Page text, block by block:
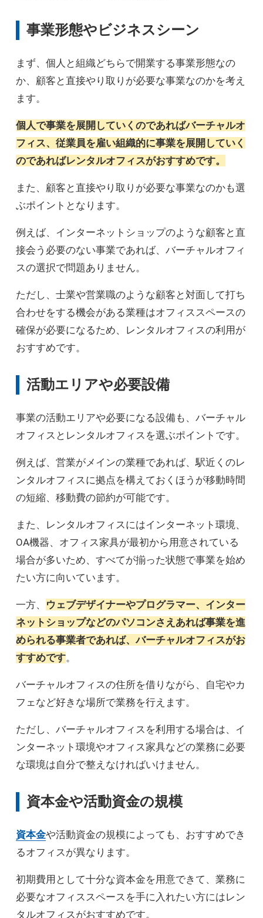
事業形態やビジネスシーン
まず、個人と組織どちらで開業する事業形態なの
か、顧客と直接やり取りが必要な事業なのかを考え
ます。
個人で事業を展開していくのであればバーチャルオ
フィス、従業員を雇い組織的に事業を展開していく
のであればレンタルオフィスがおすすめです。
また、顧客と直接やり取りが必要な事業なのかも選
ぶポイントとなります。
例えば、インターネットショップのような顧客と直
接会う必要のない事業であれば、バーチャルオフィ
スの選択で問題ありません。
ただし、士業や営業職のような顧客と対面して打ち
合わせをする機会がある業種はオフィススペースの
確保が必要になるため、レンタルオフィスの利用が
おすすめです。
活動エリアや必要設備
事業の活動エリアや必要になる設備も、バーチャル
オフィスとレンタルオフィスを選ぶポイントです。
例えば、営業がメインの業種であれば、駅近くのレ
ンタルオフィスに拠点を構えておくほうが移動時間
の短縮、移動費の節約が可能です。
また、レンタルオフィスにはインターネット環境、
OA機器、オフィス家具が最初から用意されている
場合が多いため、すべてが揃った状態で事業を始め
たい方に向いています。
一方、
ウェブデザイナーやプログラマー、インター
ネットショップなどのパソコンさえあれば事業を進
められる事業者であれば、バーチャルオフィスがお
すすめです。
バーチャルオフィスの住所を借りながら、自宅やカ
フェなど好きな場所で業務を行えます。
ただし、バーチャルオフィスを利用する場合は、イ
ンターネット環境やオフィス家具などの業務に必要
な環境は自分で整えなければいけません。
資本金や活動資金の規模
資本金や活動資金の規模によっても、おすすめでき
るオフィスが異なります。
初期費用として十分な資本金を用意できて、業務に
必要なオフィススペースを手に入れたい方にはレン
タルオフィスがおすすめです。